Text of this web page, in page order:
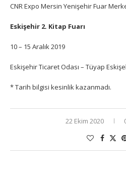
CNR Expo Mersin Yenişehir Fuar
Eskişehir 2. Kitap Fuarı
10 – 15 Aralık 2019
Eskişehir Ticaret Odası – Tüyap
* Tarih bilgisi kesinlik kazanmadı.
22 Ekim 2020